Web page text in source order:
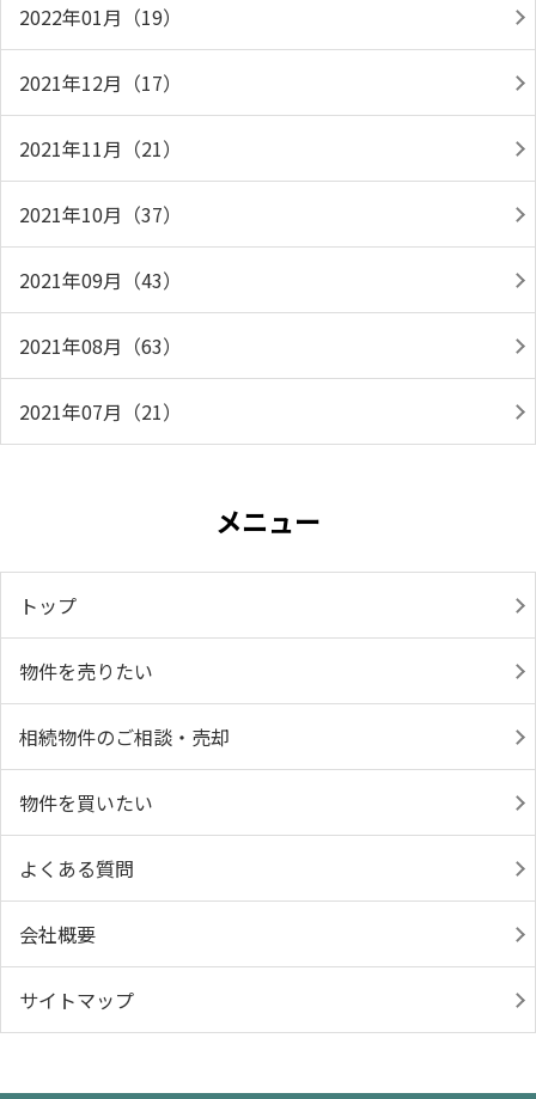
2022年01月（19）
2021年12月（17）
2021年11月（21）
2021年10月（37）
2021年09月（43）
2021年08月（63）
2021年07月（21）
メニュー
トップ
物件を売りたい
相続物件のご相談・売却
物件を買いたい
よくある質問
会社概要
サイトマップ